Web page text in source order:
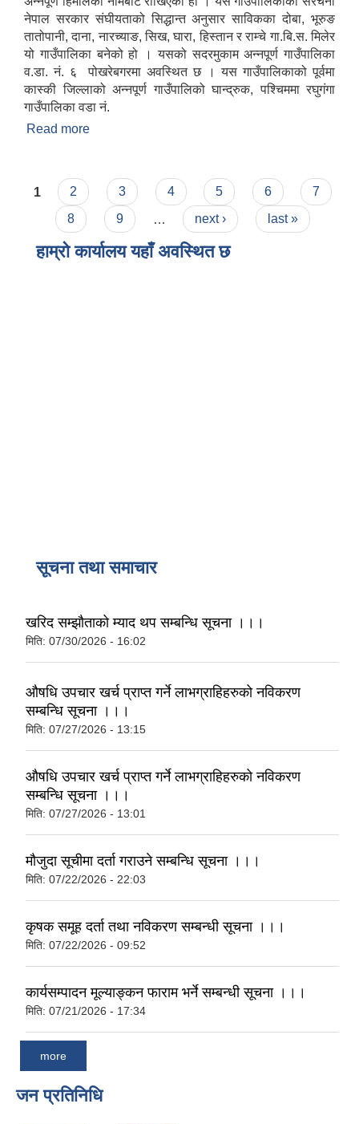
नेपाल सरकार संघीयताको सिद्धान्त अनुसार साविकका दोबा, भूरुङ
तातोपानी, दाना, नारच्याङ, सिख, घारा, हिस्तान र राम्चे गा.बि.स. मिलेर
यो गाउँपालिका बनेको हो । यसको सदरमुकाम अन्नपूर्ण गाउँपालिका
व.डा. नं. ६ पोखरेबगरमा अवस्थित छ । यस गाउँपालिकाको पूर्वमा
कास्की जिल्लाको अन्नपूर्ण गाउँपालिको घान्द्रुक, पश्चिममा रघुगंगा
गाउँपालिका वडा नं.
Read more
Pages
1 2 3 4 5 6
7
8
9 … next › last »
हाम्रो कार्यालय यहाँ अवस्थित छ
सूचना तथा समाचार
खरिद सम्झौताको म्याद थप सम्बन्धि सूचना ।।।
मिति: 07/30/2026 - 16:02
औषधि उपचार खर्च प्राप्त गर्ने लाभग्राहिहरुको नविकरण
सम्बन्धि सूचना ।।।
मिति: 07/27/2026 - 13:15
औषधि उपचार खर्च प्राप्त गर्ने लाभग्राहिहरुको नविकरण
सम्बन्धि सूचना ।।।
मिति: 07/27/2026 - 13:01
मौजुदा सूचीमा दर्ता गराउने सम्बन्धि सूचना ।।।
मिति: 07/22/2026 - 22:03
कृषक समूह दर्ता तथा नविकरण सम्बन्धी सूचना ।।।
मिति: 07/22/2026 - 09:52
कार्यसम्पादन मूल्याङ्कन फाराम भर्ने सम्बन्धी सूचना ।।।
मिति: 07/21/2026 - 17:34
more
जन प्रतिनिधि